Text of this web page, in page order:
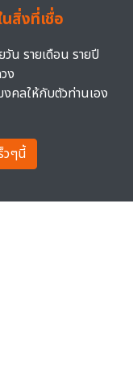
สิ่งที่เชื่อ
น รายเดือน รายปี
ง
คลให้กับตัวท่านเอง
วๆนี้